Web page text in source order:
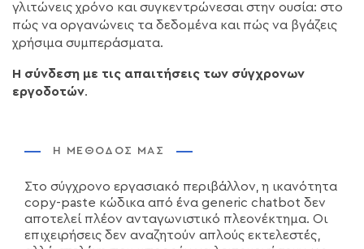
γλιτώνεις χρόνο και συγκεντρώνεσαι στην ουσία: στο
πώς να οργανώνεις τα δεδομένα και πώς να βγάζεις
χρήσιμα συμπεράσματα.
Η σύνδεση με τις απαιτήσεις των σύγχρονων
εργοδοτών.
Η ΜΈΘΟΔΌΣ ΜΑΣ
Στο σύγχρονο εργασιακό περιβάλλον, η ικανότητα
copy-paste κώδικα από ένα generic chatbot δεν
αποτελεί πλέον ανταγωνιστικό πλεονέκτημα. Οι
επιχειρήσεις δεν αναζητούν απλούς εκτελεστές,